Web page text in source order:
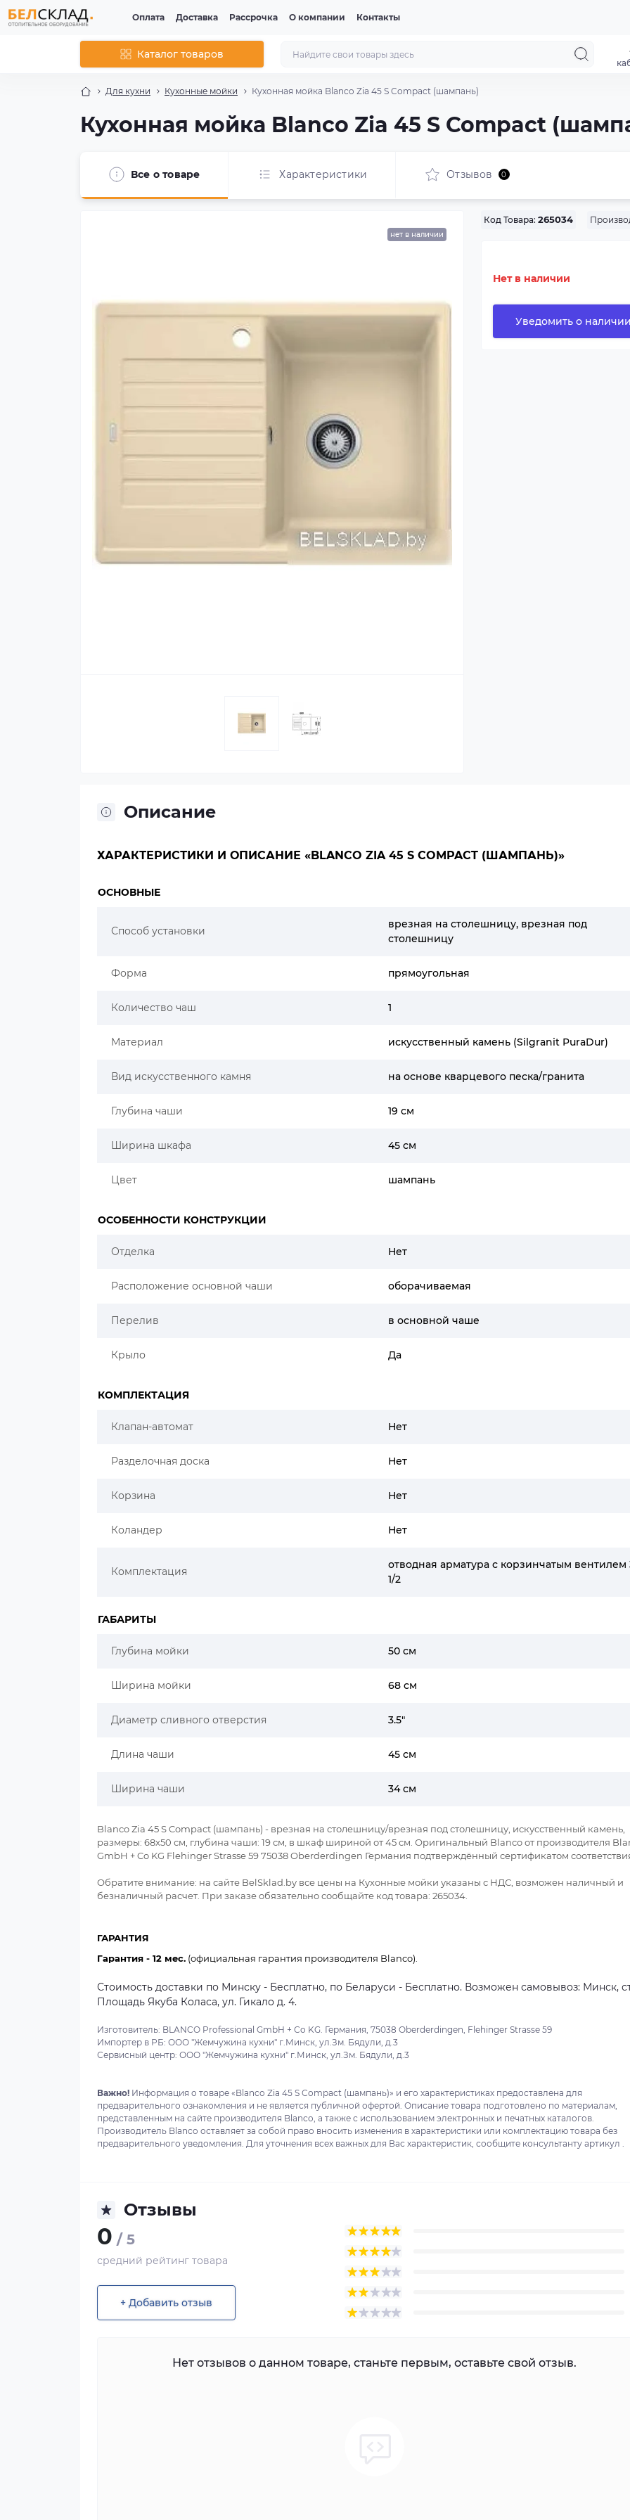
Оплата Доставка Рассрочка О компании Контакты
Каталог товаров
Для кухни Кухонные мойки Кухонная мойка Blanco Zia 45 S Compact (шампань)
Кухонная мойка Blanco Zia 45 S Compact
Все о товаре Характеристики Отзывов 0
нет в наличии
Код Товара: 265034
Нет в наличии
Уведомить о
Описание
ХАРАКТЕРИСТИКИ И ОПИСАНИЕ «BLANCO ZIA 45 S COMPACT (ШАМПАНЬ)»
ОСНОВНЫЕ
Способ установки
врезная на столешницу, врезная под
столешницу
Форма прямоугольная
Количество чаш 1
Материал искусственный камень (Silgranit PuraDur)
Вид искусственного камня на основе кварцевого песка/гранита
Глубина чаши 19 см
Ширина шкафа 45 см
Цвет шампань
ОСОБЕННОСТИ КОНСТРУКЦИИ
Отделка Нет
Расположение основной чаши оборачиваемая
Перелив в основной чаше
Крыло Да
КОМПЛЕКТАЦИЯ
Клапан-автомат Нет
Разделочная доска Нет
Корзина Нет
Коландер Нет
Комплектация
отводная арматура с корзинчатым вентилем
1/2
ГАБАРИТЫ
Глубина мойки 50 см
Ширина мойки 68 см
Диаметр сливного отверстия 3.5"
Длина чаши 45 см
Ширина чаши 34 см
Blanco Zia 45 S Compact (шампань) - врезная на столешницу/врезная под столешницу, искусственный камень,
размеры: 68x50 см, глубина чаши: 19 см, в шкаф шириной от 45 см. Оригинальный Blanco от производителя
GmbH + Co KG Flehinger Strasse 59 75038 Oberderdingen Германия подтверждённый сертификатом
Обратите внимание: на сайте BelSklad.by все цены на Кухонные мойки указаны с НДС, возможен наличный и
безналичный расчет. При заказе обязательно сообщайте код товара: 265034.
ГАРАНТИЯ
Гарантия - 12 мес. (официальная гарантия производителя Blanco).
Стоимость доставки по Минску - Бесплатно, по Беларуси - Бесплатно. Возможен самовывоз: Минск,
Площадь Якуба Коласа, ул. Гикало д. 4.
Изготовитель: BLANCO Professional GmbH + Co KG. Германия, 75038 Oberderdingen, Flehinger Strasse 59
Импортер в РБ: ООО "Жемчужина кухни" г.Минск, ул.Зм. Бядули, д.3
Сервисный центр: ООО "Жемчужина кухни" г.Минск, ул.Зм. Бядули, д.3
Важно! Информация о товаре «Blanco Zia 45 S Compact (шампань)» и его характеристиках предоставлена для
предварительного ознакомления и не является публичной офертой. Описание товара подготовлено по материалам,
представленным на сайте производителя Blanco, а также с использованием электронных и печатных каталогов.
Производитель Blanco оставляет за собой право вносить изменения в характеристики или комплектацию товара без
предварительного уведомления. Для уточнения всех важных для Вас характеристик, сообщите консультанту артикул .
Отзывы
0 / 5
средний рейтинг товара
+ Добавить отзыв
Нет отзывов о данном товаре, станьте первым, оставьте свой отзыв.